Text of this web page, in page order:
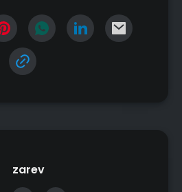
zarev